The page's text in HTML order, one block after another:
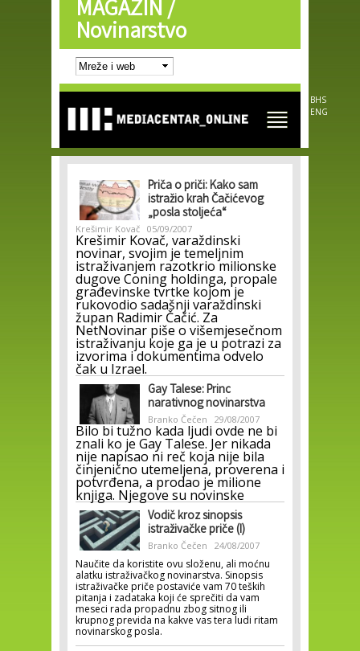
Skip to
main
content
MAGAZIN /
Novinarstvo
BHS
ENG
Priča o priči: Kako sam
istražio krah Čačićevog
„posla stoljeća“
Krešimir Kovač 05/09/2007
Krešimir Kovač, varaždinski
novinar, svojim je temeljnim
istraživanjem razotkrio milionske
dugove Coning holdinga, propale
građevinske tvrtke kojom je
rukovodio sadašnji varaždinski
župan Radimir Čačić. Za
NetNovinar piše o višemjesečnom
istraživanju koje ga je u potrazi za
izvorima i dokumentima odvelo
čak u Izrael.
Gay Talese: Princ
narativnog novinarstva
Branko Čečen 29/08/2007
Bilo bi tužno kada ljudi ovde ne bi
znali ko je Gay Talese. Jer nikada
nije napisao ni reč koja nije bila
činjenično utemeljena, proverena i
potvrđena, a prodao je milione
knjiga. Njegove su novinske
Vodič kroz sinopsis
istraživačke priče (I)
Branko Čečen 24/08/2007
Naučite da koristite ovu složenu, ali moćnu
alatku istraživačkog novinarstva. Sinopsis
istraživačke priče postaviće vam 70 teških
pitanja i zadataka koji će sprečiti da vam
meseci rada propadnu zbog sitnog ili
krupnog previda na kakve vas tera ludi ritam
novinarskog posla.